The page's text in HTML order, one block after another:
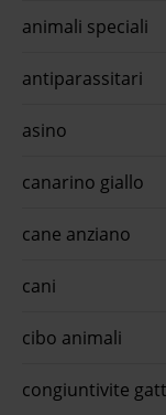
animali speciali
antiparassitari
asino
canarino giallo
cane anziano
cani
cibo animali
congiuntivite